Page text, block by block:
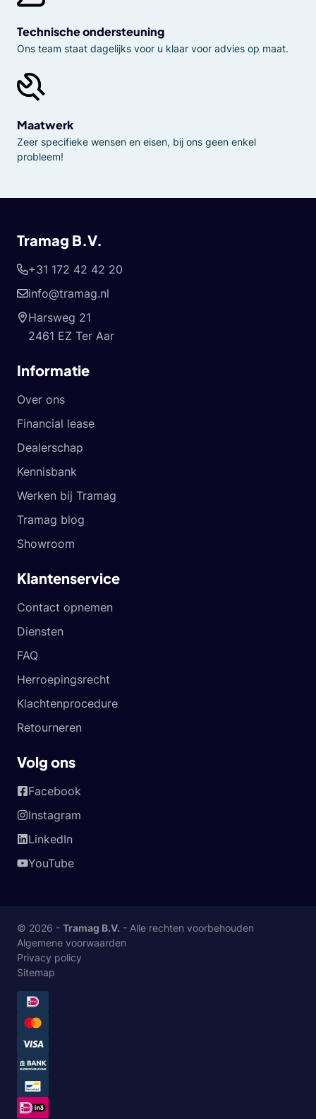
Technische ondersteuning
Ons team staat dagelijks voor u klaar voor advies op maat.
Maatwerk
Zeer specifieke wensen en eisen, bij ons geen enkel
probleem!
Tramag B.V.
+31 172 42 42 20
info@tramag.nl
Harsweg 21
2461 EZ Ter Aar
Informatie
Over ons
Financial lease
Dealerschap
Kennisbank
Werken bij Tramag
Tramag blog
Showroom
Klantenservice
Contact opnemen
Diensten
FAQ
Herroepingsrecht
Klachtenprocedure
Retourneren
Volg ons
Facebook
Instagram
LinkedIn
YouTube
© 2026 - Tramag B.V. - Alle rechten voorbehouden
Algemene voorwaarden
Privacy policy
Sitemap